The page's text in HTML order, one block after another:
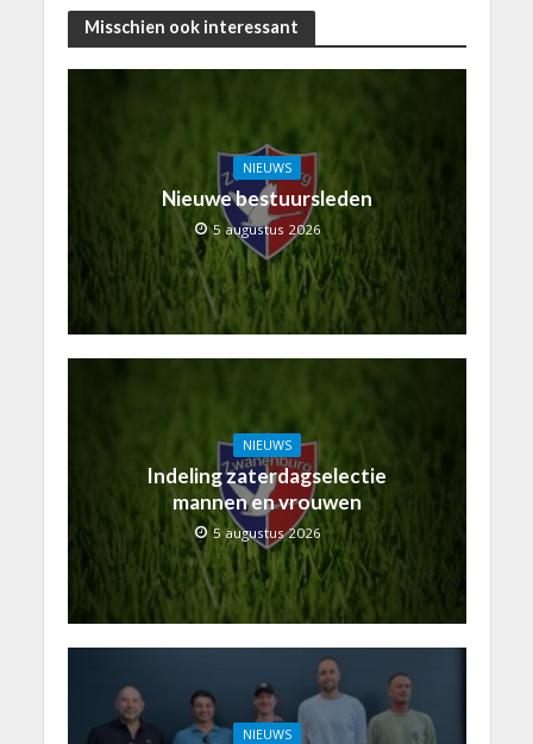
Misschien ook interessant
NIEUWS
Nieuwe bestuursleden
5 augustus 2026
NIEUWS
Indeling zaterdagselectie
mannen en vrouwen
5 augustus 2026
NIEUWS